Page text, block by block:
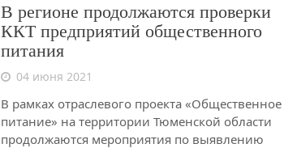
В регионе продолжаются проверки
ККТ предприятий общественного
питания
04 июня 2021
В рамках отраслевого проекта «Общественное
питание» на территории Тюменской области
продолжаются мероприятия по выявлению